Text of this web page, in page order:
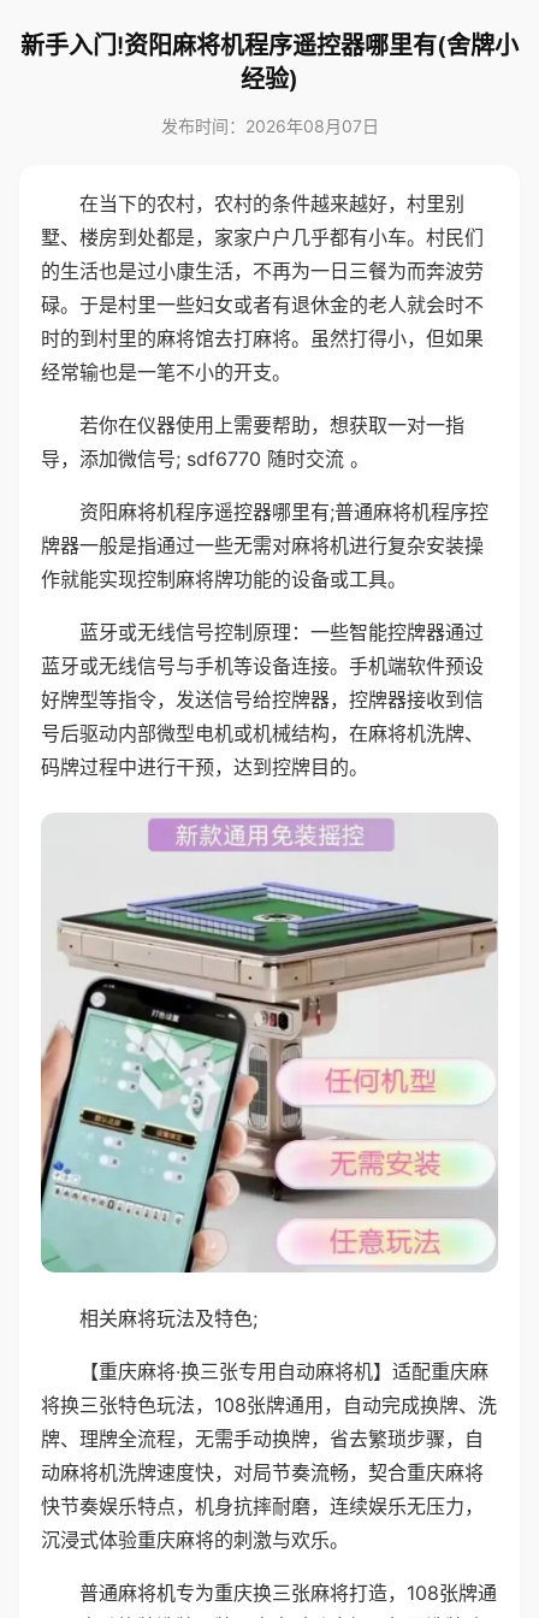
新手入门!资阳麻将机程序遥控器哪里有(舍牌小
经验)
发布时间：2026年08月07日
在当下的农村，农村的条件越来越好，村里别
墅、楼房到处都是，家家户户几乎都有小车。村民们
的生活也是过小康生活，不再为一日三餐为而奔波劳
碌。于是村里一些妇女或者有退休金的老人就会时不
时的到村里的麻将馆去打麻将。虽然打得小，但如果
经常输也是一笔不小的开支。
若你在仪器使用上需要帮助，想获取一对一指
导，添加微信号; sdf6770 随时交流 。
资阳麻将机程序遥控器哪里有;普通麻将机程序控
牌器一般是指通过一些无需对麻将机进行复杂安装操
作就能实现控制麻将牌功能的设备或工具。
蓝牙或无线信号控制原理：一些智能控牌器通过
蓝牙或无线信号与手机等设备连接。手机端软件预设
好牌型等指令，发送信号给控牌器，控牌器接收到信
号后驱动内部微型电机或机械结构，在麻将机洗牌、
码牌过程中进行干预，达到控牌目的。
相关麻将玩法及特色;
【重庆麻将·换三张专用自动麻将机】适配重庆麻
将换三张特色玩法，108张牌通用，自动完成换牌、洗
牌、理牌全流程，无需手动换牌，省去繁琐步骤，自
动麻将机洗牌速度快，对局节奏流畅，契合重庆麻将
快节奏娱乐特点，机身抗摔耐磨，连续娱乐无压力，
沉浸式体验重庆麻将的刺激与欢乐。
普通麻将机专为重庆换三张麻将打造，108张牌通